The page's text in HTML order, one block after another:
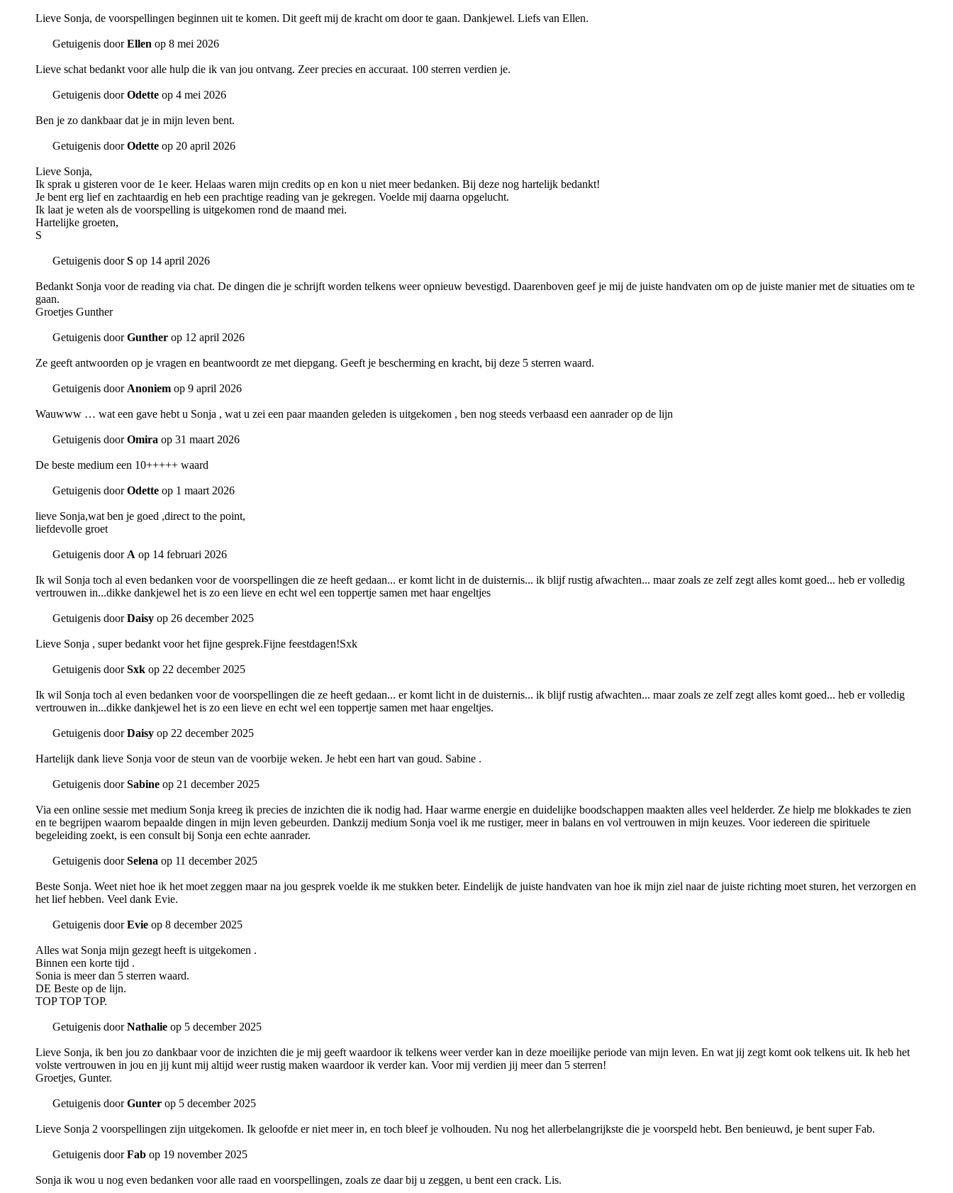
Lieve Sonja, de voorspellingen beginnen uit te komen. Dit geeft mij de kracht om door te gaan. Dankjewel. Liefs van Ellen.
Getuigenis doorEllen op 8 mei 2026
Lieve schat bedankt voor alle hulp die ik van jou ontvang. Zeer precies en accuraat. 100 sterren verdien je.
Getuigenis doorOdette op 4 mei 2026
Ben je zo dankbaar dat je in mijn leven bent.
Getuigenis doorOdette op 20 april 2026
Lieve Sonja,
Ik sprak u gisteren voor de 1e keer. Helaas waren mijn credits op en kon u niet meer bedanken. Bij deze nog hartelijk bedankt!
Je bent erg lief en zachtaardig en heb een prachtige reading van je gekregen. Voelde mij daarna opgelucht.
Ik laat je weten als de voorspelling is uitgekomen rond de maand mei.
Hartelijke groeten,
S
Getuigenis doorS op 14 april 2026
Bedankt Sonja voor de reading via chat. De dingen die je schrijft worden telkens weer opnieuw bevestigd. Daarenboven geef je mij de juiste handvaten om op de juiste manier met de situaties om te
gaan.
Groetjes Gunther
Getuigenis doorGunther op 12 april 2026
Ze geeft antwoorden op je vragen en beantwoordt ze met diepgang. Geeft je bescherming en kracht, bij deze 5 sterren waard.
Getuigenis door Anoniem op 9 april 2026
Wauwww … wat een gave hebt u Sonja , wat u zei een paar maanden geleden is uitgekomen , ben nog steeds verbaasd een aanrader op de lijn
Getuigenis doorOmira op 31 maart 2026
De beste medium een 10+++++ waard
Getuigenis doorOdette op 1 maart 2026
lieve Sonja,wat ben je goed ,direct to the point,
liefdevolle groet
Getuigenis door A op 14 februari 2026
Ik wil Sonja toch al even bedanken voor de voorspellingen die ze heeft gedaan... er komt licht in de duisternis... ik blijf rustig afwachten... maar zoals ze zelf zegt alles komt goed... heb er volledig
vertrouwen in...dikke dankjewel het is zo een lieve en echt wel een toppertje samen met haar engeltjes
Getuigenis doorDaisy op 26 december 2025
Lieve Sonja , super bedankt voor het fijne gesprek.Fijne feestdagen!Sxk
Getuigenis doorSxk op 22 december 2025
Ik wil Sonja toch al even bedanken voor de voorspellingen die ze heeft gedaan... er komt licht in de duisternis... ik blijf rustig afwachten... maar zoals ze zelf zegt alles komt goed... heb er volledig
vertrouwen in...dikke dankjewel het is zo een lieve en echt wel een toppertje samen met haar engeltjes.
Getuigenis doorDaisy op 22 december 2025
Hartelijk dank lieve Sonja voor de steun van de voorbije weken. Je hebt een hart van goud. Sabine .
Getuigenis doorSabine op 21 december 2025
Via een online sessie met medium Sonja kreeg ik precies de inzichten die ik nodig had. Haar warme energie en duidelijke boodschappen maakten alles veel helderder. Ze hielp me blokkades te zien
en te begrijpen waarom bepaalde dingen in mijn leven gebeurden. Dankzij medium Sonja voel ik me rustiger, meer in balans en vol vertrouwen in mijn keuzes. Voor iedereen die spirituele
begeleiding zoekt, is een consult bij Sonja een echte aanrader.
Getuigenis doorSelena op 11 december 2025
Beste Sonja. Weet niet hoe ik het moet zeggen maar na jou gesprek voelde ik me stukken beter. Eindelijk de juiste handvaten van hoe ik mijn ziel naar de juiste richting moet sturen, het verzorgen en
het lief hebben. Veel dank Evie.
Getuigenis doorEvie op 8 december 2025
Alles wat Sonja mijn gezegt heeft is uitgekomen .
Binnen een korte tijd .
Sonia is meer dan 5 sterren waard.
DE Beste op de lijn.
TOP TOP TOP.
Getuigenis doorNathalie op 5 december 2025
Lieve Sonja, ik ben jou zo dankbaar voor de inzichten die je mij geeft waardoor ik telkens weer verder kan in deze moeilijke periode van mijn leven. En wat jij zegt komt ook telkens uit. Ik heb het
volste vertrouwen in jou en jij kunt mij altijd weer rustig maken waardoor ik verder kan. Voor mij verdien jij meer dan 5 sterren!
Groetjes, Gunter.
Getuigenis doorGunter op 5 december 2025
Lieve Sonja 2 voorspellingen zijn uitgekomen. Ik geloofde er niet meer in, en toch bleef je volhouden. Nu nog het allerbelangrijkste die je voorspeld hebt. Ben benieuwd, je bent super Fab.
Getuigenis doorFab op 19 november 2025
Sonja ik wou u nog even bedanken voor alle raad en voorspellingen, zoals ze daar bij u zeggen, u bent een crack. Lis.